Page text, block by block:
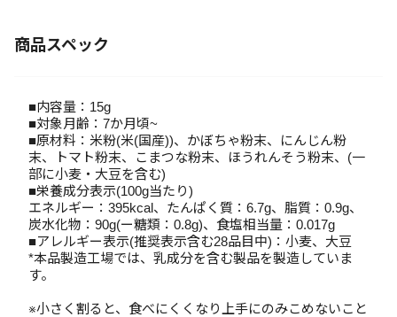
商品スペック
■内容量：15g
■対象月齢：7か月頃~
■原材料：米粉(米(国産))、かぼちゃ粉末、にんじん粉
末、トマト粉末、こまつな粉末、ほうれんそう粉末、(一
部に小麦・大豆を含む)
■栄養成分表示(100g当たり)
エネルギー：395kcal、たんぱく質：6.7g、脂質：0.9g、
炭水化物：90g(ー糖類：0.8g)、食塩相当量：0.017g
■アレルギー表示(推奨表示含む28品目中)：小麦、大豆
*本品製造工場では、乳成分を含む製品を製造していま
す。
※小さく割ると、食べにくくなり上手にのみこめないこと